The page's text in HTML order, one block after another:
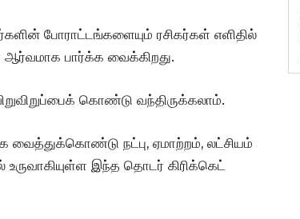
போராட்டங்களையும் ரசிகர்கள் எளிதில்
ஆர்வமாக பார்க்க வைக்கிறது.
கொண்டு வந்திருக்கலாம்.
வைத்துக்கொண்டு நட்பு, ஏமாற்றம், லட்சியம்
இந்த தொடர் கிரிக்கெட்